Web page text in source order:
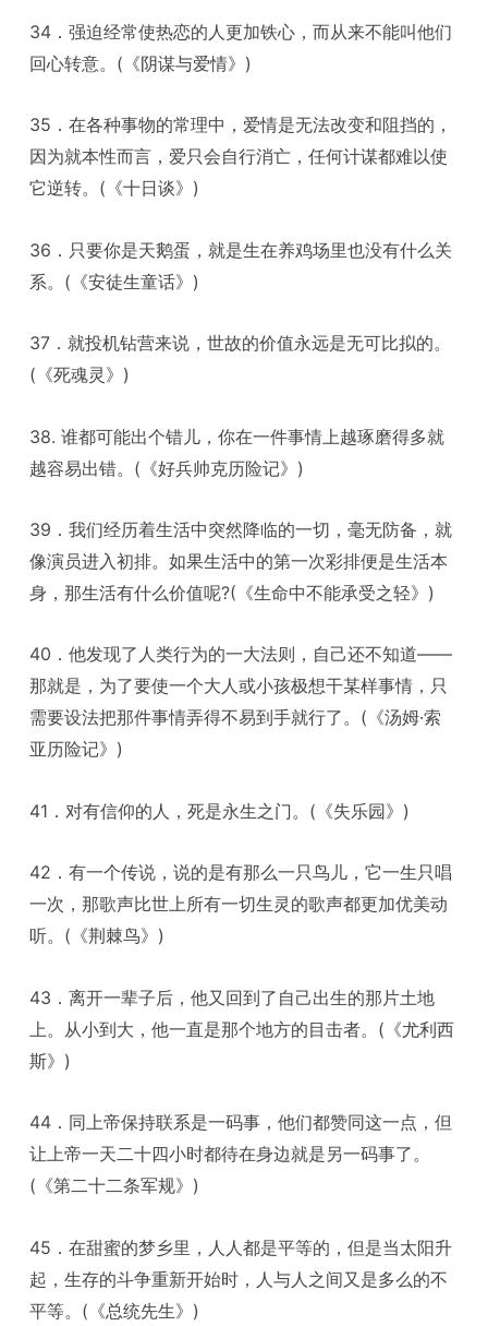
34．强迫经常使热恋的人更加铁心，而从来不能叫他们
回心转意。(《阴谋与爱情》)
35．在各种事物的常理中，爱情是无法改变和阻挡的，
因为就本性而言，爱只会自行消亡，任何计谋都难以使
它逆转。(《十日谈》)
36．只要你是天鹅蛋，就是生在养鸡场里也没有什么关
系。(《安徒生童话》)
37．就投机钻营来说，世故的价值永远是无可比拟的。
(《死魂灵》)
38. 谁都可能出个错儿，你在一件事情上越琢磨得多就
越容易出错。(《好兵帅克历险记》)
39．我们经历着生活中突然降临的一切，毫无防备，就
像演员进入初排。如果生活中的第一次彩排便是生活本
身，那生活有什么价值呢?(《生命中不能承受之轻》)
40．他发现了人类行为的一大法则，自己还不知道——
那就是，为了要使一个大人或小孩极想干某样事情，只
需要设法把那件事情弄得不易到手就行了。(《汤姆·索
亚历险记》)
41．对有信仰的人，死是永生之门。(《失乐园》)
42．有一个传说，说的是有那么一只鸟儿，它一生只唱
一次，那歌声比世上所有一切生灵的歌声都更加优美动
听。(《荆棘鸟》)
43．离开一辈子后，他又回到了自己出生的那片土地
上。从小到大，他一直是那个地方的目击者。(《尤利西
斯》)
44．同上帝保持联系是一码事，他们都赞同这一点，但
让上帝一天二十四小时都待在身边就是另一码事了。
(《第二十二条军规》)
45．在甜蜜的梦乡里，人人都是平等的，但是当太阳升
起，生存的斗争重新开始时，人与人之间又是多么的不
平等。(《总统先生》)